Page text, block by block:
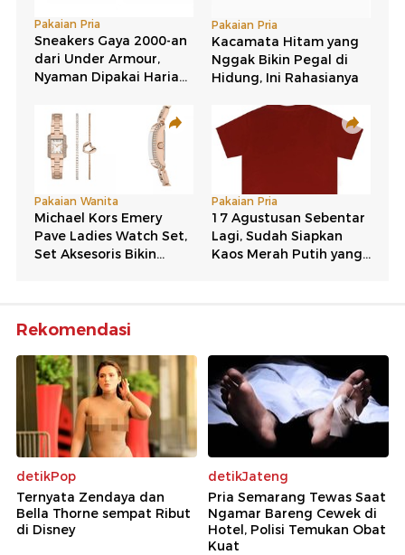
Rekomendasi
detikPop
Ternyata Zendaya dan
Bella Thorne sempat Ribut
di Disney
detikJateng
Pria Semarang Tewas Saat
Ngamar Bareng Cewek di
Hotel, Polisi Temukan Obat
Kuat